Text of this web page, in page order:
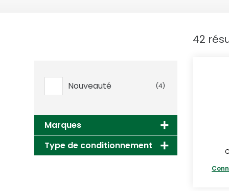
Nouveauté (4)
Marques
Type de conditionnement
42